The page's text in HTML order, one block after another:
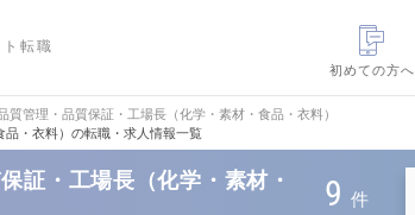
転職
初めての方へ
質管理・品質保証・工場長（化学・素材・食品・衣料）
・衣料）の転職・求人情報一覧
証・工場長（化学・素材・
9 件